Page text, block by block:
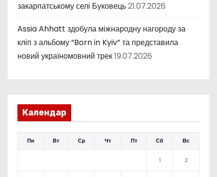
закарпатському селі Буковець21.07.2026
Assia Ahhatt здобула міжнародну нагороду за
кліп з альбому “Born in Kyiv” та представила
новий україномовний трек19.07.2026
Календар
Пн Вт Ср Чт Пт Сб Вс
1 2